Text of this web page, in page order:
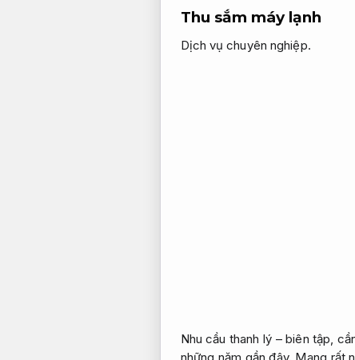
Thu sắm máy lạnh
Dịch vụ chuyên nghiệp.
Nhu cầu thanh lý – biên tập,